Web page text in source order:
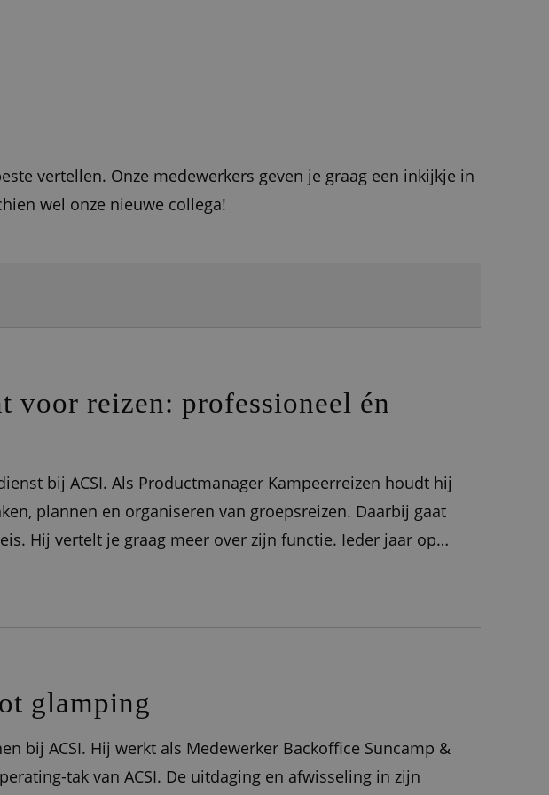
vertellen. Onze medewerkers geven je graag een inkijkje in
wel onze nieuwe collega!
voor reizen: professioneel én
bij ACSI. Als Productmanager Kampeerreizen houdt hij
plannen en organiseren van groepsreizen. Daarbij gaat
Hij vertelt je graag meer over zijn functie. Ieder jaar op
glamping
bij ACSI. Hij werkt als Medewerker Backoffice Suncamp &
tak van ACSI. De uitdaging en afwisseling in zijn